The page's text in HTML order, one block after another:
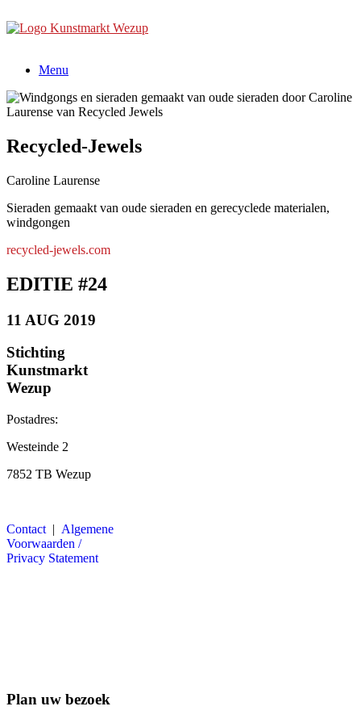
naar
Menu
Recycled-Jewels
Caroline Laurense
Sieraden gemaakt van oude sieraden en gerecyclede materialen,
windgongen
recycled-jewels.com
EDITIE #24
11 AUG 2019
Stichting
Kunstmarkt
Wezup
Postadres:
Westeinde 2
7852 TB Wezup
Contact | Algemene
Voorwaarden /
Privacy Statement
Plan uw bezoek